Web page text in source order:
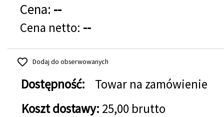
Cena: --
Cena netto: --
Dodaj do obserwowanych
Dostępność:
Towar na zamówienie
Koszt dostawy: 25,00 brutto